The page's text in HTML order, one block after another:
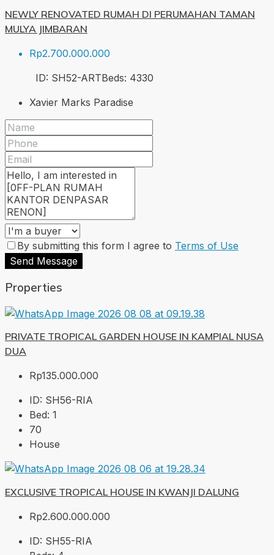
NEWLY RENOVATED RUMAH DI PERUMAHAN TAMAN
MULYA JIMBARAN
Rp2.700.000.000
ID: SH52-ARTBeds: 4330
Xavier Marks Paradise
By submitting this form I agree to Terms of Use
Send Message
Properties
PRIVATE TROPICAL GARDEN HOUSE IN KAMPIAL NUSA
DUA
Rp135.000.000
ID: SH56-RIA
Bed: 1
70
House
EXCLUSIVE TROPICAL HOUSE IN KWANJI DALUNG
Rp2.600.000.000
ID: SH55-RIA